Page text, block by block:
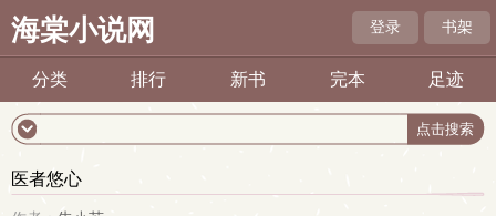
海棠小说网 登录 书架
分类 排行 新书 完本 足迹
医者悠心